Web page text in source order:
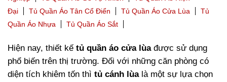
Đại
Tủ Quần Áo Tân Cổ Điển Tủ Quần Áo Cửa Lùa
Tủ
Quần Áo Nhựa
Tủ Quần Áo Sắt
Hiện nay, thiết kế tủ quần áo cửa lùađược sử dụng
phổ biến trên thị trường. Đối với những căn phòng có
diện tích khiêm tốn thì tủ cánh lùalà một sự lựa chọn